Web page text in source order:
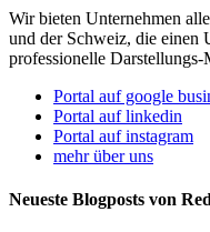
Wir bieten Unternehmen
und der Schweiz, die einen
professionelle
Portal auf google
Portal auf linkedin
Portal auf instagram
mehr über uns
Neueste Blogposts von